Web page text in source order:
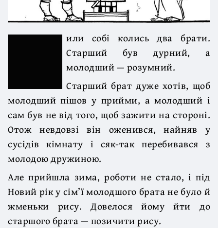
или собі колись два брати.
Старший був дурний, а
молодший — розумний.
Старший брат дуже хотів, щоб
молодший пішов у прийми, а молодший і
сам був не від того, щоб зажити на стороні.
Отож невдовзі він оженився, найняв у
сусідів кімнату і сяк-так перебивався з
молодою дружиною.
Але прийшла зима, роботи не стало, і під
Новий рік у сім’ї молодшого брата не було й
жменьки рису. Довелося йому йти до
старшого брата — позичити рису.